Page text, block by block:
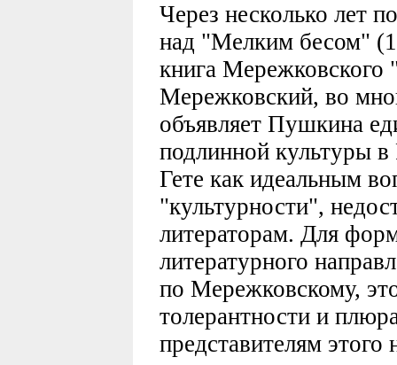
Через несколько лет
над "Мелким бесом"
книга
Мережковский, во
объявляет Пушкина
подлинной культуры в
Гете как идеальным
"культурности",
литераторам. Для
литературного
по Мережковскому,
толерантности и
представителям этого